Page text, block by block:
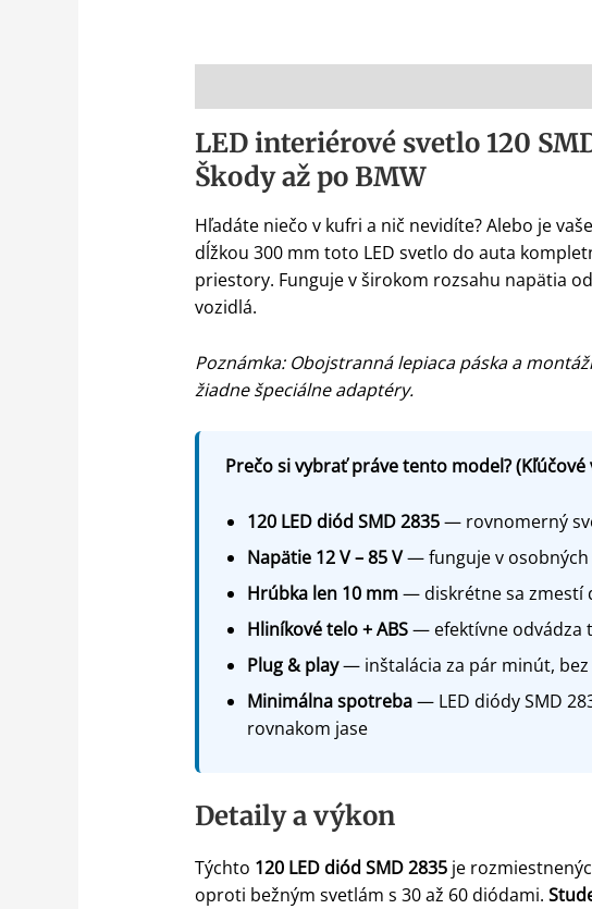
LED interiérové svetlo 120
Škody až po BMW
Hľadáte niečo v kufri a nič nevidíte? Alebo je
dĺžkou 300 mm toto LED svetlo do auta
priestory. Funguje v širokom rozsahu napätia
vozidlá.
Poznámka: Obojstranná lepiaca páska a
žiadne špeciálne adaptéry.
Prečo si vybrať práve tento model? (Kľúčové
120 LED diód SMD 2835— rovnomerný
Napätie 12 V – 85 V— funguje v osobných
Hrúbka len 10 mm— diskrétne sa zmestí
Hliníkové telo + ABS— efektívne odvádza
Plug & play— inštalácia za pár minút, bez
Minimálna spotreba— LED diódy SMD
rovnakom jase
Detaily a výkon
Týchto 120 LED diód SMD 2835je
oproti bežným svetlám s 30 až 60 diódami.